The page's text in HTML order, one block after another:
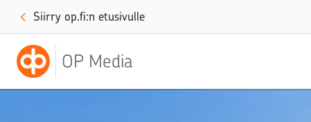
Siirry op.fi:n etusivulle
OP Media